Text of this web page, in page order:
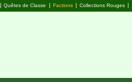
Quêtes de Classe Factions Collections Rouges